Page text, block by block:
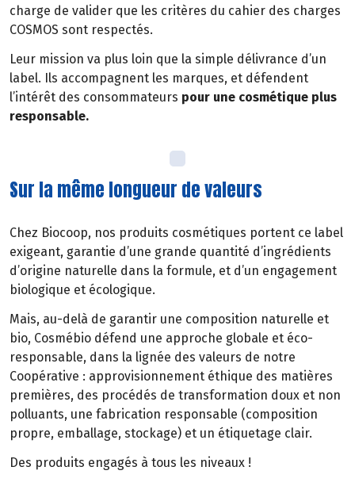
charge de valider que les critères du cahier des charges
COSMOS sont respectés.
Leur mission va plus loin que la simple délivrance d’un
label. Ils accompagnent les marques, et défendent
l’intérêt des consommateurs pour une cosmétique plus
responsable.
Sur la même longueur de valeurs
Chez Biocoop, nos produits cosmétiques portent ce label
exigeant, garantie d’une grande quantité d’ingrédients
d’origine naturelle dans la formule, et d’un engagement
biologique et écologique.
Mais, au-delà de garantir une composition naturelle et
bio, Cosmébio défend une approche globale et éco-
responsable, dans la lignée des valeurs de notre
Coopérative : approvisionnement éthique des matières
premières, des procédés de transformation doux et non
polluants, une fabrication responsable (composition
propre, emballage, stockage) et un étiquetage clair.
Des produits engagés à tous les niveaux !